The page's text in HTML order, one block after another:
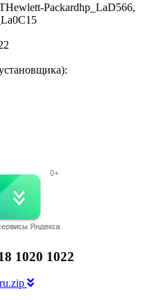
Packardhp_LaD566,
1020 1022